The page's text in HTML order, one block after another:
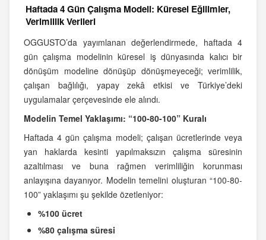
Haftada 4 Gün Çalışma Modeli: Küresel Eğilimler,
Verimlilik Verileri
OGGUSTO’da yayımlanan değerlendirmede, haftada 4
gün çalışma modelinin küresel iş dünyasında kalıcı bir
dönüşüm modeline dönüşüp dönüşmeyeceği; verimlilik,
çalışan bağlılığı, yapay zekâ etkisi ve Türkiye’deki
uygulamalar çerçevesinde ele alındı.
Modelin Temel Yaklaşımı: “100-80-100” Kuralı
Haftada 4 gün çalışma modeli; çalışan ücretlerinde veya
yan haklarda kesinti yapılmaksızın çalışma süresinin
azaltılması ve buna rağmen verimliliğin korunması
anlayışına dayanıyor. Modelin temelini oluşturan “100-80-
100” yaklaşımı şu şekilde özetleniyor:
%100 ücret
%80 çalışma süresi